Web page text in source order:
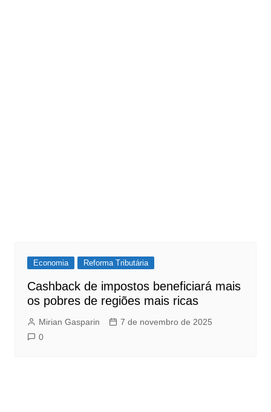
Economia Reforma Tributária
Cashback de impostos beneficiará mais
os pobres de regiões mais ricas
Mirian Gasparin
7 de novembro de 2025
0